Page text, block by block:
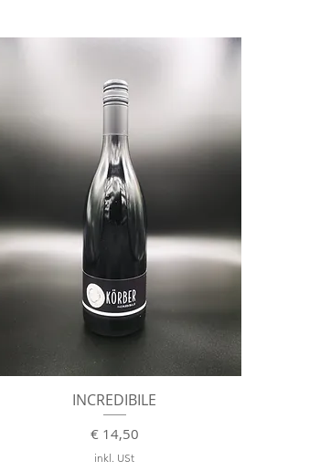
Schnellansicht
INCREDIBILE
Preis
€ 14,50
inkl. USt